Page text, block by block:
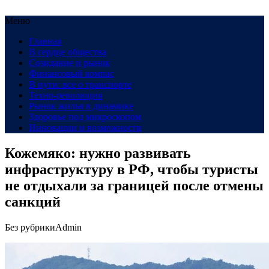
Меню
Главная
В сердце общества
Созидание и рынок
Финансовый компас
В пути: все о транспорте
Техно-революция
Рынок жилья в динамике
Здоровье под микроскопом
Инновации и возможности
Кожемяко: нужно развивать
инфраструктуру в РФ, чтобы туристы
не отдыхали за границей после отмены
санкций
Без рубрикиAdmin